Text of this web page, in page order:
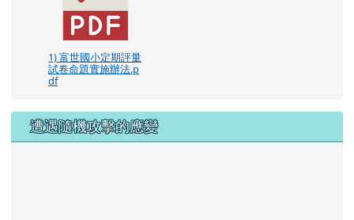
1) 富世國小定期評量
試卷命題實施辦法.p
df
遭遇隨機攻擊的應變